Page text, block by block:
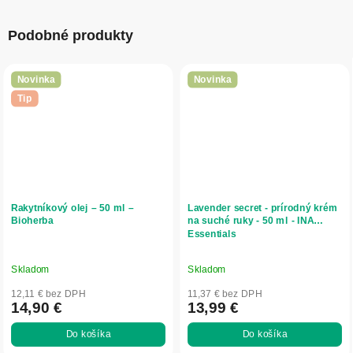
Podobné produkty
Novinka
Tip
Rakytníkový olej – 50 ml –
Bioherba
Skladom
12,11 € bez DPH
14,90 €
Do košíka
Novinka
Lavender secret - prírodný krém
na suché ruky - 50 ml - INA
Essentials
Skladom
11,37 € bez DPH
13,99 €
Do košíka